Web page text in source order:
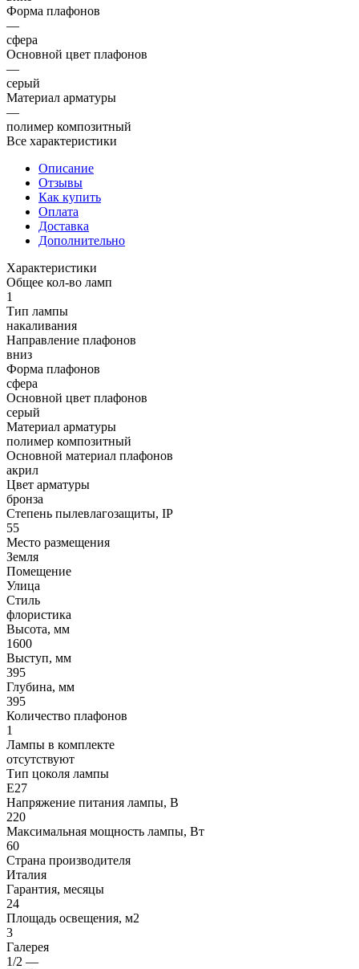
Форма плафонов
—
сфера
Основной цвет плафонов
—
серый
Материал арматуры
—
полимер композитный
Все характеристики
Описание
Отзывы
Как купить
Оплата
Доставка
Дополнительно
Характеристики
Общее кол-во ламп
1
Тип лампы
накаливания
Направление плафонов
вниз
Форма плафонов
сфера
Основной цвет плафонов
серый
Материал арматуры
полимер композитный
Основной материал плафонов
акрил
Цвет арматуры
бронза
Степень пылевлагозащиты, IP
55
Место размещения
Земля
Помещение
Улица
Стиль
флористика
Высота, мм
1600
Выступ, мм
395
Глубина, мм
395
Количество плафонов
1
Лампы в комплекте
отсутствуют
Тип цоколя лампы
E27
Напряжение питания лампы, В
220
Максимальная мощность лампы, Вт
60
Страна производителя
Италия
Гарантия, месяцы
24
Площадь освещения, м2
3
Галерея
1/2 —